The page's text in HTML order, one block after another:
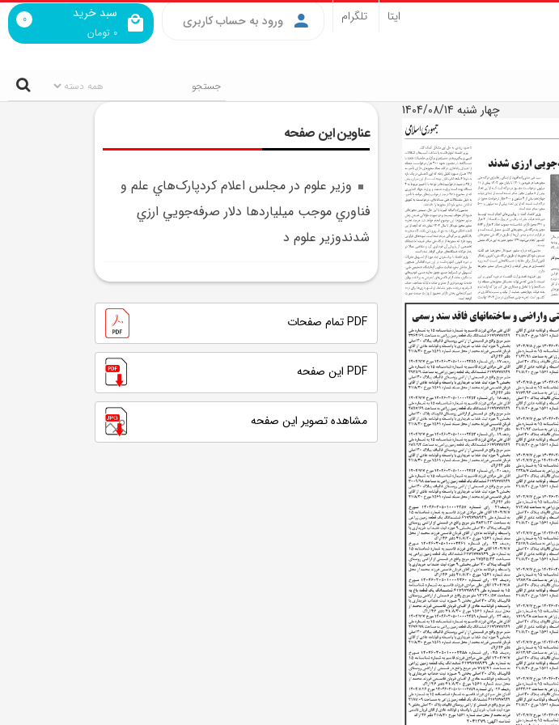
سبد خرید
0 تومان
0 ورود به حساب کاربری ایتا تلگرام
چهار شنبه 1404/08/14
عناوین این صفحه
وزير علوم در مجلس اعلام کردپارک‌هاي علم و
فناوري موجب ميليارد‌ها دلار صرفه‌جويي ارزي
شدندوزير علوم د
PDF تمام صفحات
PDF این صفحه
مشاهده تصویر این صفحه